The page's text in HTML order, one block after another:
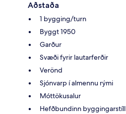
Aðstaða
1 bygging/turn
Byggt 1950
Garður
Svæði fyrir lautarferðir
Verönd
Sjónvarp í almennu rými
Móttökusalur
Hefðbundinn byggingarstíll